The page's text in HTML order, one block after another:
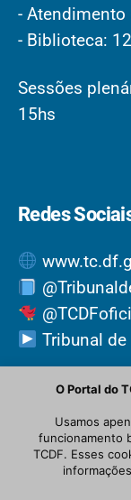
-
- Biblioteca:
Sessões
15hs
Redes
Tribunal de
©
O Portal do
Usamos
funcionamento
TCDF. Esses